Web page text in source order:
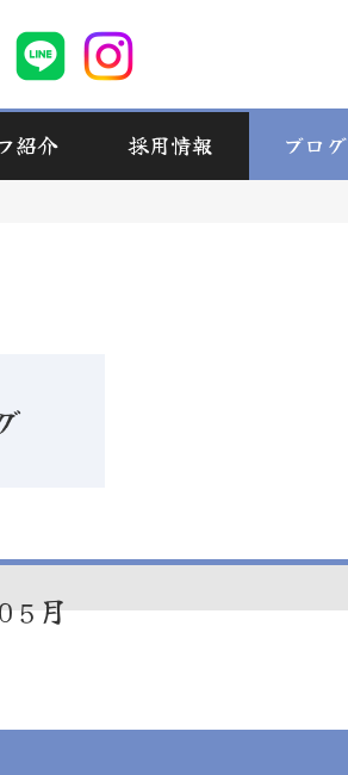
紹介 採用情報 ブログ
月